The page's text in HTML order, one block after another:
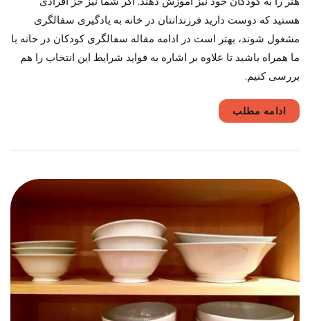
کودکان
در
خانه
چیست؟
هستید که دوست دارید فرزندانتان در خانه به یادگیری سفالگری
مشغول شوند، بهتر است در ادامه مقاله سفالگری کودکان در خانه با
ما همراه باشید تا علاوه بر اشاره به فواید شرایط این انتخاب را هم
بررسی کنیم.
ادامه مطلب